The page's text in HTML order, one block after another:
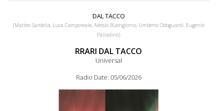
DAL TACCO
(Matteo Sardella, Luca Camporeale, Alessio Buongiorno, Umberto Odoguardi, Eugenio
Palladino)
RRARI DAL TACCO
Universal
Radio Date: 05/06/2026